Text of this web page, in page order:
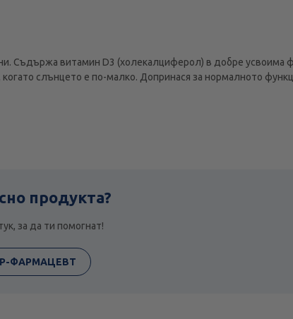
Съдържа витамин D3 (холекалциферол) в добре усвоима
слънцето е по-малко. Допринася за нормалното
продукта?
за да ти помогнат!
ФАРМАЦЕВТ